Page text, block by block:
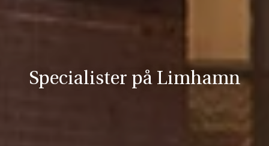
Specialister på Limhamn